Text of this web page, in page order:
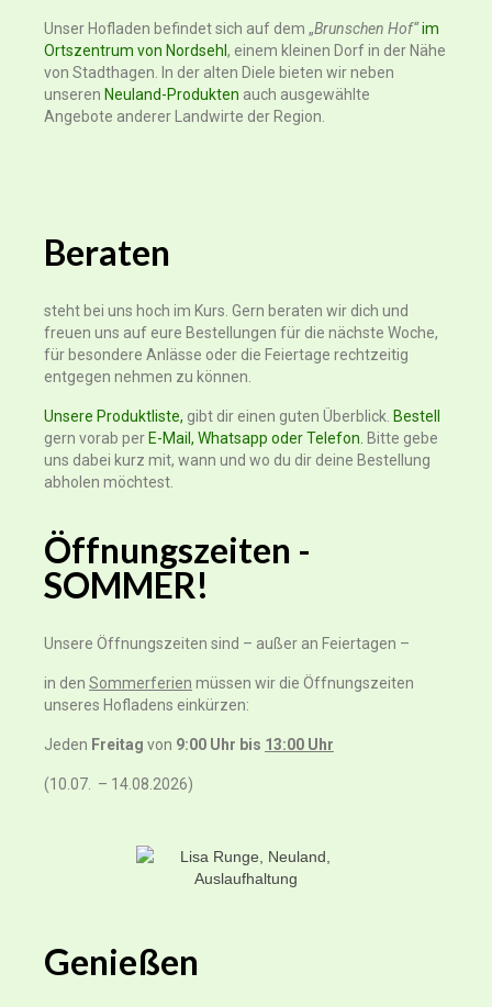
Bestellungen
Tierhaltung
Unser Hofladen befindet sich auf dem „Brunschen Hof“im
Ortszentrum von Nordsehl , einem kleinen Dorf in der Nähe
von Stadthagen. In der alten Diele bieten wir neben
unseren Neuland-Produkten auch ausgewählte
Angebote anderer Landwirte der Region.
Beraten
steht bei uns hoch im Kurs. Gern beraten wir dich und
freuen uns auf eure Bestellungen für die nächste Woche,
für besondere Anlässe oder die Feiertage rechtzeitig
entgegen nehmen zu können.
Unsere Produktliste, gibt dir einen guten Überblick. Bestell
gern vorab per E-Mail, Whatsapp oder Telefon. Bitte gebe
uns dabei kurz mit, wann und wo du dir deine Bestellung
abholen möchtest.
Öffnungszeiten -
SOMMER!
Unsere Öffnungszeiten sind – außer an Feiertagen –
in den Sommerferien müssen wir die Öffnungszeiten
unseres Hofladens einkürzen:
Jeden Freitag von 9:00 Uhr bis 13:00 Uhr
(10.07. – 14.08.2026)
Genießen